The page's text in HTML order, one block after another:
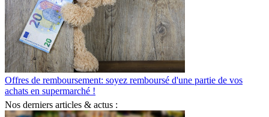
Offres de remboursement: soyez remboursé d'une partie de vos
achats en supermarché !
Nos derniers articles & actus :